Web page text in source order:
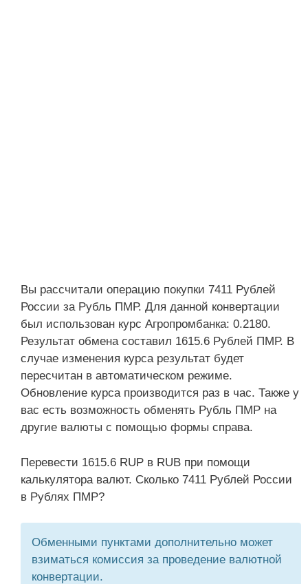
Вы рассчитали операцию покупки 7411 Рублей
России за Рубль ПМР. Для данной конвертации
был использован курс Агропромбанка: 0.2180.
Результат обмена составил 1615.6 Рублей ПМР. В
случае изменения курса результат будет
пересчитан в автоматическом режиме.
Обновление курса производится раз в час. Также у
вас есть возможность обменять Рубль ПМР на
другие валюты с помощью формы справа.
Перевести 1615.6 RUP в RUB при помощи
калькулятора валют. Сколько 7411 Рублей России
в Рублях ПМР?
Обменными пунктами дополнительно может
взиматься комиссия за проведение валютной
конвертации.